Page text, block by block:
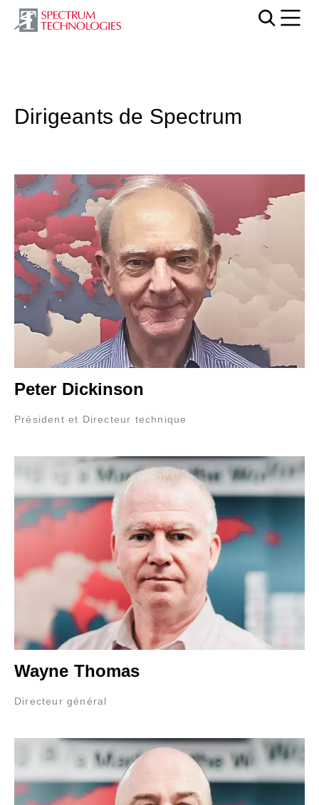
Dirigeants de Spectrum
Peter Dickinson
Président et Directeur technique
Wayne Thomas
Directeur général